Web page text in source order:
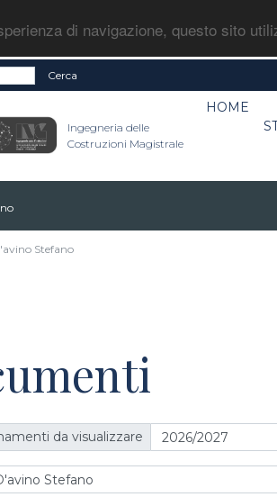
di navigazione, questo sito
Cerca
Ingegneria delle
Costruzioni Magistrale
HOME
Stefano
da visualizzare